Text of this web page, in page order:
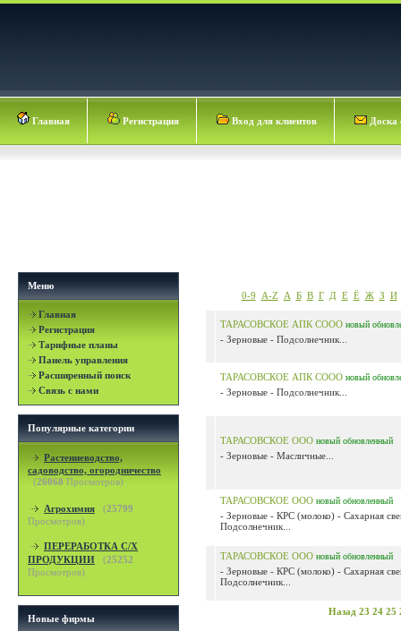
Главная Регистрация Вход для клиентов Доска
Меню
Главная
Регистрация
Тарифные планы
Панель управления
Расширенный поиск
Связь с нами
Популярные категории
Растениеводство,
садоводство, огородничество
(26068 Просмотров)
Агрохимия (25799
Просмотров)
ПЕРЕРАБОТКА С/Х
ПРОДУКЦИИ
(25252
Просмотров)
Новые фирмы
0-9 A-Z А Б В Г Д Е Ё Ж З И
ТАРАСОВСКОЕ АПК СООО новый
- Зерновые - Подсолнечник...
ТАРАСОВСКОЕ АПК СООО новый
- Зерновые - Подсолнечник...
ТАРАСОВСКОЕ ООО новый обновленный
- Зерновые - Масличные...
ТАРАСОВСКОЕ ООО новый обновленный
- Зерновые - КРС (молоко) - Сахарная
Подсолнечник...
ТАРАСОВСКОЕ ООО новый обновленный
- Зерновые - КРС (молоко) - Сахарная
Подсолнечник...
Назад 23 24 25